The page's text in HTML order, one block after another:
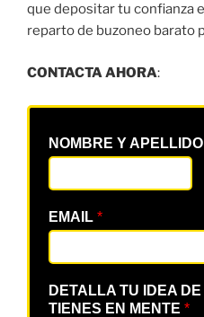
que depositar tu confianza
reparto de buzoneo barato
CONTACTA AHORA:
NOMBRE Y APELLIDO
EMAIL *
DETALLA TU IDEA
TIENES EN MENTE *